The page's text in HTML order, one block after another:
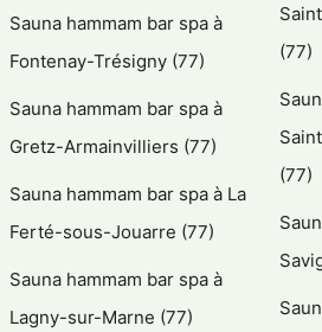
Sauna hammam bar spa à
Fontenay-Trésigny (77)
Sauna hammam bar spa à
Gretz-Armainvilliers (77)
Sauna hammam bar spa à La
Ferté-sous-Jouarre (77)
Sauna hammam bar spa à
Lagny-sur-Marne (77)
(77)
(77)